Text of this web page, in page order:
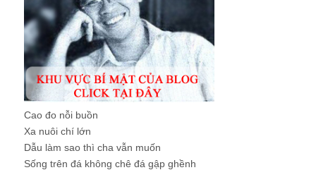
Cao đo nỗi buồn
Xa nuôi chí lớn
Dẫu làm sao thì cha vẫn muốn
Sống trên đá không chê đá gập ghềnh